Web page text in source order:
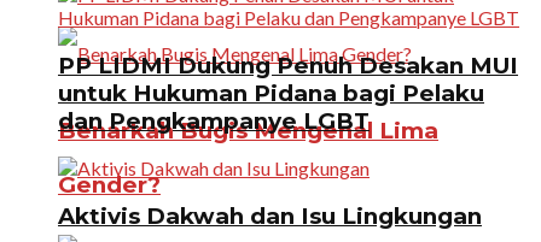
Benarkah Bugis Mengenal Lima
Gender?
PP LIDMI Dukung Penuh Desakan MUI
untuk Hukuman Pidana bagi Pelaku
dan Pengkampanye LGBT
Aktivis Dakwah dan Isu Lingkungan